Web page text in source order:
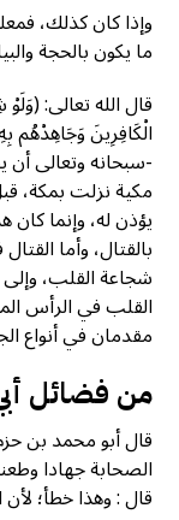
وإذا كان كذلك،
ما يكون بالحجة
قال الله تعالى:
-سبحانه وتعالى أن
مكية نزلت بمكة،
يؤذن له، وإنما كان
بالقتال، وأما
شجاعة القلب، وإلى
القلب في الرأس
مقدمان في أنواع
من فضائل
قال أبو محمد بن
الصحابة جهادا
قال : وهذا خطأ؛